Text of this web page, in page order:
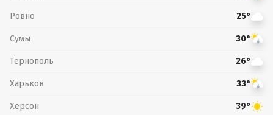
Ровно 25°
Сумы 30°
Тернополь 26°
Харьков 33°
Херсон 39°